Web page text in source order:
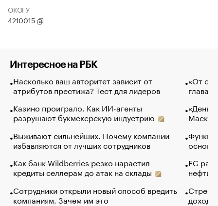
ОКОГУ
4210015
Интересное на РБК
Насколько ваш авторитет зависит от
атрибутов престижа? Тест для лидеров
Казино проиграло. Как ИИ-агенты
разрушают букмекерскую индустрию
Выживают сильнейших. Почему компании
избавляются от лучших сотрудников
Как банк Wildberries резко нарастил
кредиты селлерам до атак на склады
Сотрудники открыли новый способ вредить
компаниям. Зачем им это
«От
глава
Маск в
основ
ЕС
нефти